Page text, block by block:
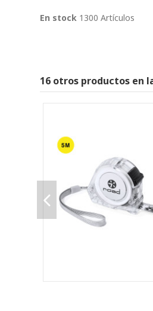
En stock 1300 Artículos
16 otros productos en